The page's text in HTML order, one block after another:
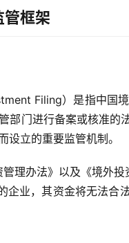
管框架
Filing）是指中国
部门进行备案或核准
设立的重要监管机制。
理办法》以及《境外
企业，其资金将无法合